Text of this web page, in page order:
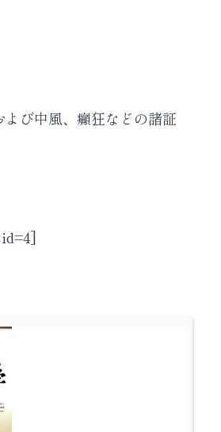
び中風、癲狂などの諸証